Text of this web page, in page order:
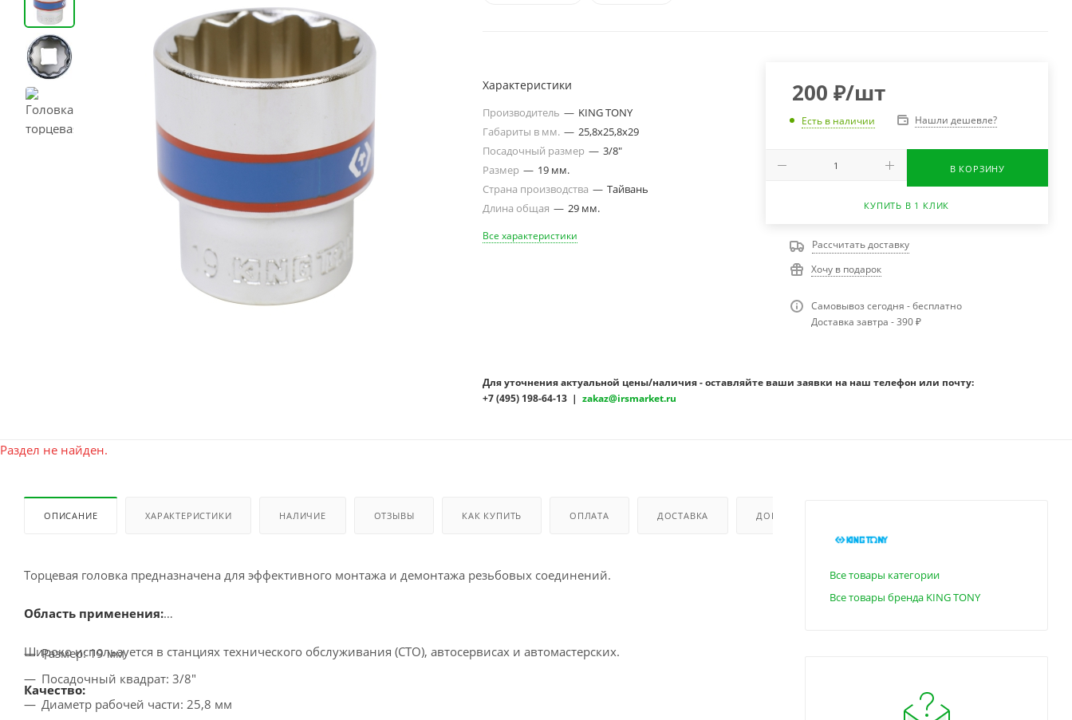
Характеристики
Производитель — KING TONY
Габариты в мм. — 25,8х25,8х29
Посадочный размер — 3/8"
Размер — 19 мм.
Страна производства — Тайвань
Длина общая — 29 мм.
Все характеристики
200 ₽/шт
Есть в наличии Нашли дешевле?
В КОРЗИНУ
КУПИТЬ В 1 КЛИК
Рассчитать доставку
Хочу в подарок
Самовывоз сегодня - бесплатно
Доставка завтра - 390 ₽
Для уточнения актуальной цены/наличия - оставляйте ваши заявки на наш телефон или почту:
+7 (495) 198-64-13 |zakaz@irsmarket.ru
Раздел не найден.
ОПИСАНИЕ ХАРАКТЕРИСТИКИ НАЛИЧИЕ ОТЗЫВЫ КАК КУПИТЬ ОПЛАТА ДОСТАВКА ДОПОЛНИТЕЛЬНО
Торцевая головка предназначена для эффективного монтажа и демонтажа резьбовых соединений.
Область применения:
Широко используется в станциях технического обслуживания (СТО), автосервисах и автомастерских.
Качество:
Размер: 19 мм
Посадочный квадрат: 3/8"
Диаметр рабочей части: 25,8 мм
Все товары категории
Все товары бренда KING TONY